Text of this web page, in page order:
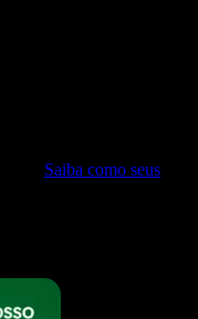
Saiba como seus